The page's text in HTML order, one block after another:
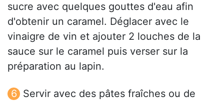
sucre avec quelques gouttes d'eau afin
d'obtenir un caramel. Déglacer avec le
vinaigre de vin et ajouter 2 louches de la
sauce sur le caramel puis verser sur la
préparation au lapin.
Servir avec des pâtes fraîches ou de